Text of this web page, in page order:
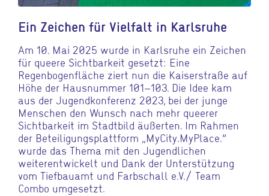
Ein Zeichen für Vielfalt in Karlsruhe
Am 10. Mai 2025 wurde in Karlsruhe ein Zeichen
für queere Sichtbarkeit gesetzt: Eine
Regenbogenfläche ziert nun die Kaiserstraße auf
Höhe der Hausnummer 101–103. Die Idee kam
aus der Jugendkonferenz 2023, bei der junge
Menschen den Wunsch nach mehr queerer
Sichtbarkeit im Stadtbild äußerten. Im Rahmen
der Beteiligungsplattform „MyCity.MyPlace.“
wurde das Thema mit den Jugendlichen
weiterentwickelt und Dank der Unterstützung
vom Tiefbauamt und Farbschall e.V./ Team
Combo umgesetzt.